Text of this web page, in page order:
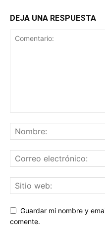
DEJA UNA RESPUESTA
Guardar mi nombre y
comente.